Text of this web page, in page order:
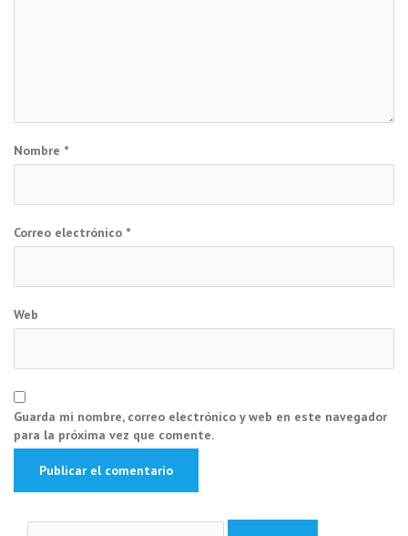
Nombre *
Correo electrónico *
Web
Guarda mi nombre, correo electrónico y web en este navegador
para la próxima vez que comente.